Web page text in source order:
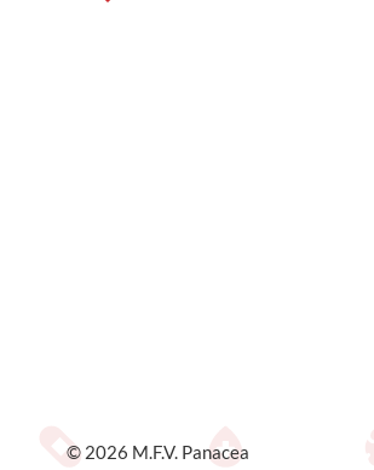
© 2026 M.F.V. Panacea